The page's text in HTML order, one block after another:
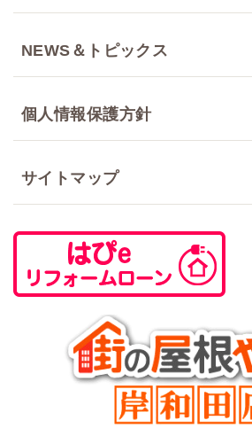
NEWS＆トピックス
個人情報保護方針
サイトマップ